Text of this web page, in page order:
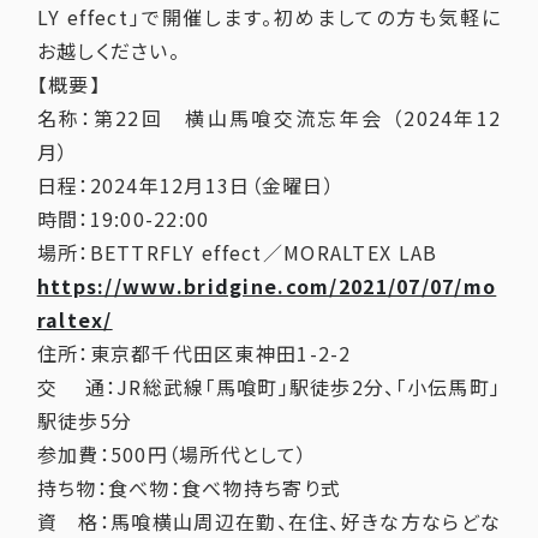
LY effect」で開催します。初めましての方も気軽に
お越しください。
【概要】
名称：第22回 横山馬喰交流忘年会 （2024年12
月）
日程：2024年12月13日（金曜日）
時間：19:00-22:00
場所：BETTRFLY effect／MORALTEX LAB
https://www.bridgine.com/2021/07/07/mo
raltex/
住所：東京都千代田区東神田1-2-2
交 通：JR総武線「馬喰町」駅徒歩2分、「小伝馬町」
駅徒歩5分
参加費：500円（場所代として）
持ち物：食べ物：食べ物持ち寄り式
資 格：馬喰横山周辺在勤、在住、好きな方ならどな